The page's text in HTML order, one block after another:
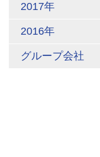
2017年
2016年
グループ会社